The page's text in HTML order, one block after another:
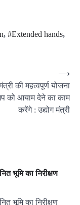
, #Extended hands,
की महत्वपूर्ण योजना
को आयाम देने का काम
करेंगे : उद्योग मंत्री
⟶
भूमि का निरीक्षण
भूमि का निरीक्षण